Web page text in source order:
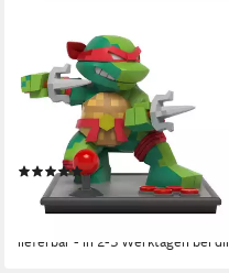
TEENAGE MUTANT NINJA
TURTLES
Sammelfigur Mighty
JaxxSerie Sammelfiguren,
Boxinhalt: 6 zufällig sortierte
Figuren (6 reguläre, 1
seltene)
(1)
21,99 € UVP 24,99 €
-12%
lieferbar - in 2-3 Werktagen bei dir